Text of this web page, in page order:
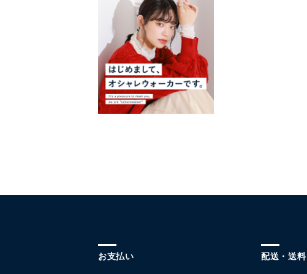
お支払い 配送・送料